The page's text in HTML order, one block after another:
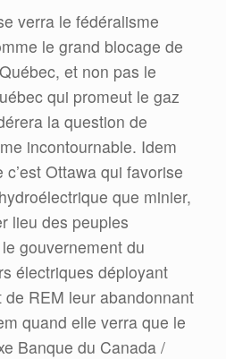
verra le fédéralisme
le grand blocage de
et non pas le
qui promeut le gaz
la question de
incontournable. Idem
Ottawa qui favorise
que minier,
lieu des peuples
gouvernement du
électriques déployant
de REM leur abandonnant
quand elle verra que le
Banque du Canada /